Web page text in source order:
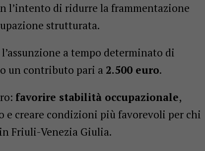
l’intento di ridurre la frammentazione
strutturata.
a tempo determinato di
un contributo pari a 2.500 euro.
favorire stabilità occupazionale,
e creare condizioni più favorevoli per chi
Friuli-Venezia Giulia.